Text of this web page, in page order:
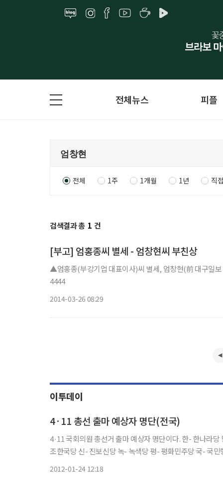
전체뉴스 피플
전체 1주 1개월 1년 직
검색결과 총 1 건
[부고] 엄홍종씨 별세 - 엄창현씨 부친상
▲엄홍종(부강기업 대표이사)씨 별세, 엄창현(前 대구일
4444
2014-03-26 08:29
이투데이
4·11 총선 출마 예상자 명단(전국)
4·11 국회의원 총선거 출마 예상자 명단이다. 한- 한나라당 민- 민주통합당 선- 자유선진당 미- 미래희망연대 진- 통합진보당 창- 창
조한국당 신- 진보신당 녹- 녹색당 평- 평화민주당 국- 국민행복당 연- 미래연합 무
2012-01-24 12:18